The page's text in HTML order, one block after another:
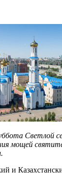
Светлой
мощей
и